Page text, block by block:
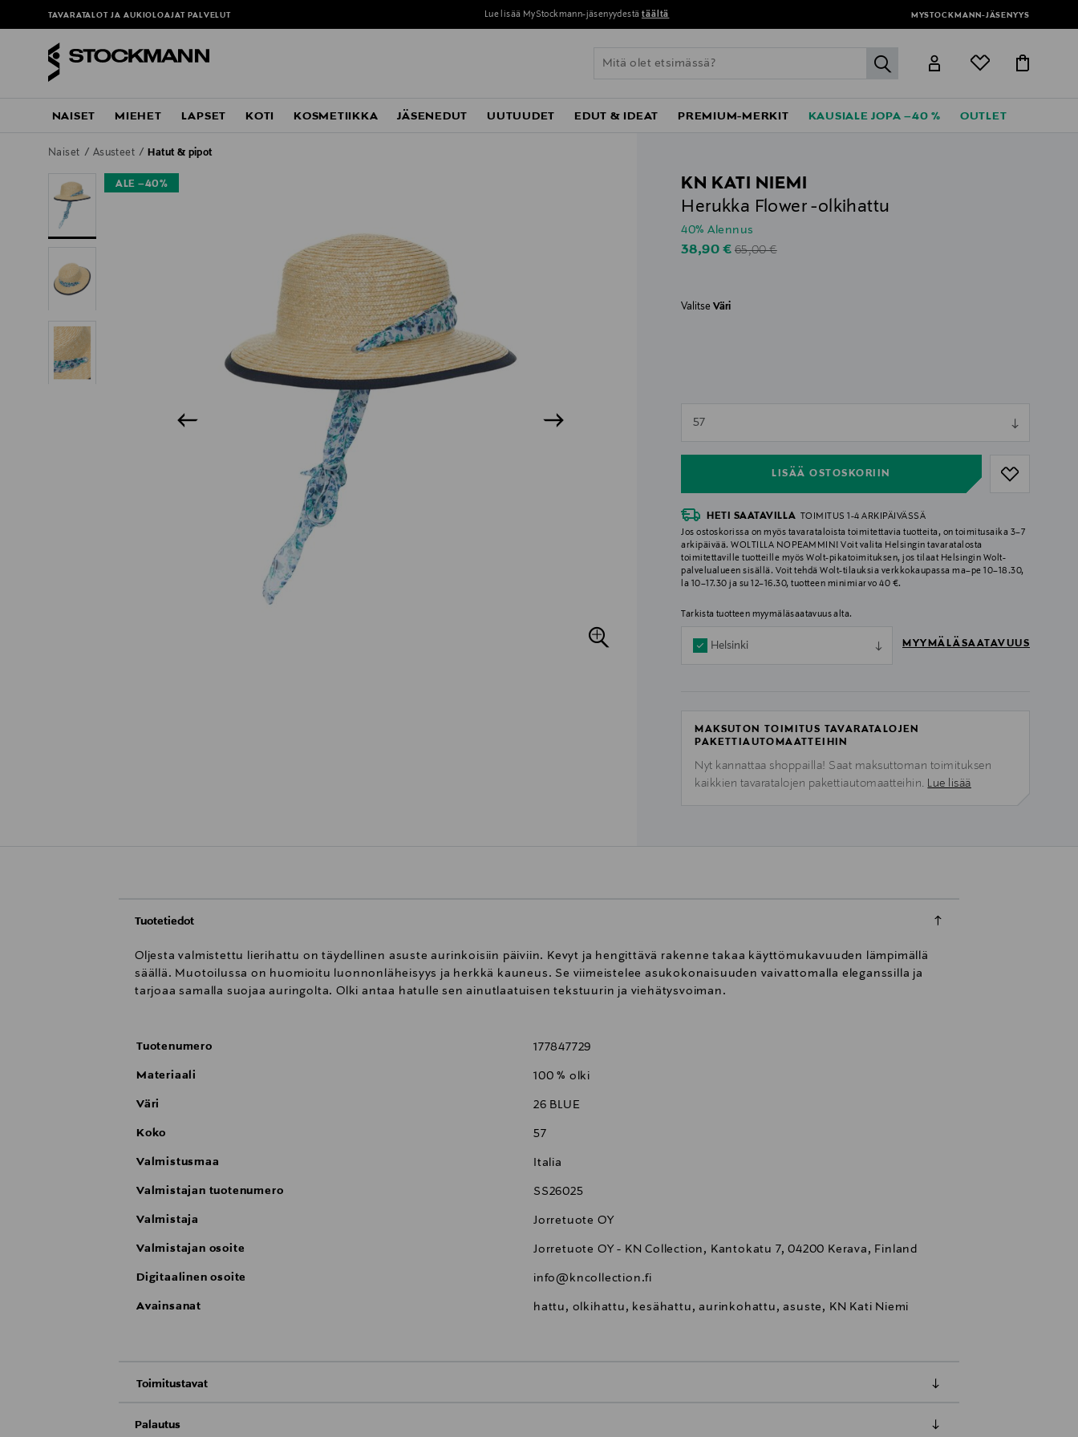
TAVARATALOT JA AUKIOLOAJAT PALVELUT Lue lisää MyStockmann-jäsenyydestä täältä MYSTOCKMANN-JÄSENYYS
label.header.go
NAISET MIEHET LAPSET KOTI KOSMETIIKKA JÄSENEDUT UUTUUDET EDUT & IDEAT PREMIUM-MERKIT KAUSIALE JOPA –40 % OUTLET
Naiset Asusteet Hatut & pipot
ALE –40%
KN KATI NIEMI
Herukka Flower -olkihattu
40% Alennus
Discounted Price
38,90 € Original Price
65,00 €
ValitseVäri
57
LISÄÄ OSTOSKORIIN
HETI SAATAVILLA
TOIMITUS 1-4 ARKIPÄIVÄSSÄ
Jos ostoskorissa on myös tavarataloista toimitettavia tuotteita, on toimitusaika 3–7
arkipäivää. WOLTILLA NOPEAMMIN! Voit valita Helsingin tavaratalosta
toimitettaville tuotteille myös Wolt-pikatoimituksen, jos tilaat Helsingin Wolt-
palvelualueen sisällä. Voit tehdä Wolt-tilauksia verkkokaupassa ma–pe 10–18.30,
la 10–17.30 ja su 12–16.30, tuotteen minimiarvo 40 €.
Tarkista tuotteen myymäläsaatavuus alta.
Helsinki MYYMÄLÄSAATAVUUS
MAKSUTON TOIMITUS TAVARATALOJEN
PAKETTIAUTOMAATTEIHIN
Nyt kannattaa shoppailla! Saat maksuttoman toimituksen
kaikkien tavaratalojen pakettiautomaatteihin. Lue lisää
Tuotetiedot
Oljesta valmistettu lierihattu on täydellinen asuste aurinkoisiin päiviin. Kevyt ja hengittävä rakenne takaa käyttömukavuuden lämpimällä
säällä. Muotoilussa on huomioitu luonnonläheisyys ja herkkä kauneus. Se viimeistelee asukokonaisuuden vaivattomalla eleganssilla ja
tarjoaa samalla suojaa auringolta. Olki antaa hatulle sen ainutlaatuisen tekstuurin ja viehätysvoiman.
Tuotenumero 177847729
Materiaali 100 % olki
Väri 26 BLUE
Koko 57
Valmistusmaa Italia
Valmistajan tuotenumero SS26025
Valmistaja Jorretuote OY
Valmistajan osoite Jorretuote OY - KN Collection, Kantokatu 7, 04200 Kerava, Finland
Digitaalinen osoite info@kncollection.fi
Avainsanat hattu, olkihattu, kesähattu, aurinkohattu, asuste, KN Kati Niemi
Toimitustavat
Palautus